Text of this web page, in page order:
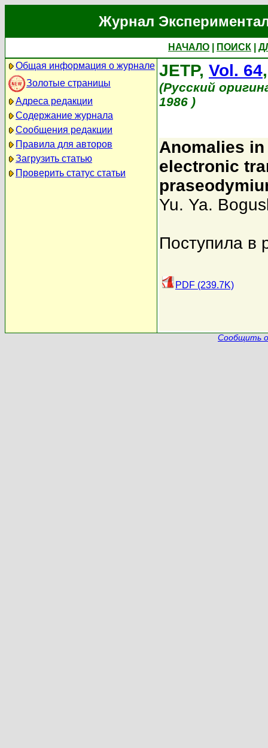
Журнал
НАЧАЛО ПОИСК
Общая информация о журнале
Золотые страницы
Адреса редакции
Содержание журнала
Сообщения редакции
Правила для авторов
Загрузить статью
Проверить статус статьи
JETP, Vol. 64
(Русский
1986 )
Anomalies
electronic
Yu. Ya.
Поступила в
PDF (239.7K)
Сообщить о